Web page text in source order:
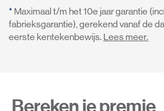
* Maximaal t/m het 10e jaar garantie
fabrieksgarantie), gerekend vanaf de
eerste kentekenbewijs. Lees meer.
Bereken je premie